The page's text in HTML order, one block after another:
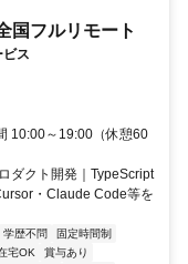
国フルリモート
ス
10:00～19:00（休憩60
ダクト開発｜TypeScript
・Claude Code等を
学歴不問
固定時間制
宅OK
賞与あり